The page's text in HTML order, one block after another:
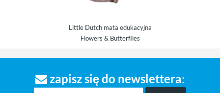
Little Dutch mata edukacyjna
poduszka łabędź
zapisz się do newslettera